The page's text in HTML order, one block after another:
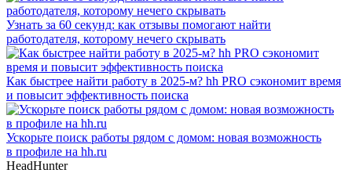
Узнать за 60 секунд: как отзывы помогают найти
работодателя, которому нечего скрывать
Как быстрее найти работу в 2025-м? hh PRO сэкономит время
и повысит эффективность поиска
Ускорьте поиск работы рядом с домом: новая возможность
в профиле на hh.ru
HeadHunter